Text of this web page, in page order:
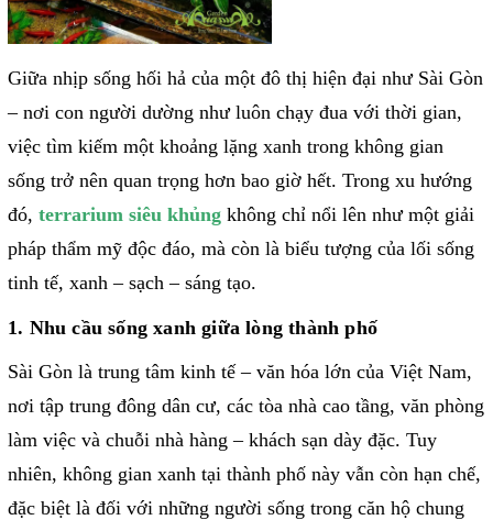
Giữa nhịp sống hối hả của một đô thị hiện đại như Sài Gòn
– nơi con người dường như luôn chạy đua với thời gian,
việc tìm kiếm một khoảng lặng xanh trong không gian
sống trở nên quan trọng hơn bao giờ hết. Trong xu hướng
đó, terrarium siêu khủng không chỉ nổi lên như một giải
pháp thẩm mỹ độc đáo, mà còn là biểu tượng của lối sống
tinh tế, xanh – sạch – sáng tạo.
1. Nhu cầu sống xanh giữa lòng thành phố
Sài Gòn là trung tâm kinh tế – văn hóa lớn của Việt Nam,
nơi tập trung đông dân cư, các tòa nhà cao tầng, văn phòng
làm việc và chuỗi nhà hàng – khách sạn dày đặc. Tuy
nhiên, không gian xanh tại thành phố này vẫn còn hạn chế,
đặc biệt là đối với những người sống trong căn hộ chung